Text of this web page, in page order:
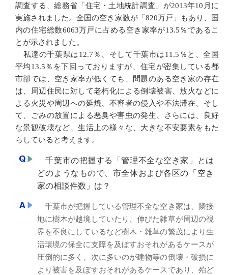
調査する、総務省「住宅・土地統計調査」が2013年10月に
実施されました。全国の空き家数が「820万戸」もあり、国
内の住宅総数6063万戸に占める空き家率が13.5％であるこ
とが示されました。
私達の千葉県は12.7％、そして千葉市は11.5％と、全国
平均13.5％を下回っておりますが、住宅が密集している都
市部では、空き家率が低くても、問題のある空き家の存在
は、周辺住民に対して老朽化による倒壊被害、放火などに
よる火災や周辺への延焼、不審者の侵入や不法滞在、そし
て、ごみの放置による悪臭や害虫の発生、さらには、良好
な景観破壊など、生活上の様々な、大きな不安要素をもた
らしていると考えます。
千葉市の把握する「管理不全な空き家」とは
どのようなもので、市全体および各区の「空き
家の相談件数」は？
千葉市が把握している管理不全な空き家は、隣接
地に樹木が越境していたり、伸びた雑草が周辺の視
界を不良にしているなど樹木・雑草の繁茂により生
活環境の保全に支障を及ぼすおそれがあるケースが
圧倒的に多く、次に多いのが建物等の倒壊・破損に
より被害を及ぼすおそれがあるケースであり、殆ど